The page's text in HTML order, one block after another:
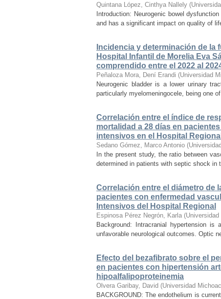
Quintana López, Cinthya Nallely (
Introduction: Neurogenic bowel
and has a significant impact on quality of
Incidencia y determinación de la
Hospital Infantil de Morelia Eva
comprendido entre el 2022 al
Peñaloza Mora, Dení Erandi (Universidad
Neurogenic bladder is a lower urinary
particularly myelomeningocele, being one
Correlación entre el índice de
mortalidad a 28 días en
intensivos en el Hospital
Sedano Gómez, Marco Antonio (
In the present study, the ratio between
determined in patients with septic shock
Correlación entre el diámetro de
pacientes con enfermedad
Intensivos del Hospital Regional
Espinosa Pérez Negrón, Karla (
Background: Intracranial hypertension
unfavorable neurological outcomes. Optic
Efecto del bezafibrato sobre el
en pacientes con hipertensión
hipoalfalipoproteinemia
Olvera Garibay, David (Universidad
BACKGROUND: The endothelium is